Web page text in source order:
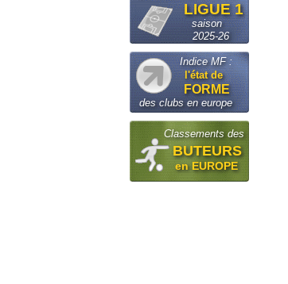
LIGUE 1
saison
2025-26
Indice MF :
l'état de
FORME
des clubs en europe
Classements des
BUTEURS
en EUROPE